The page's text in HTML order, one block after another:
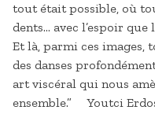
tout était possible, où
dents… avec l’espoir
Et là, parmi ces images,
des danses
art viscéral qui nous
ensemble.” Youtci